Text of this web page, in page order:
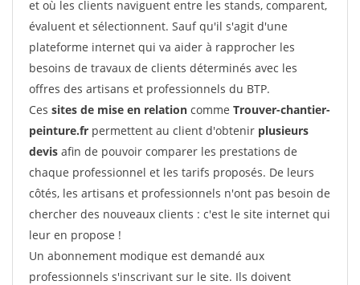
et où les clients naviguent entre les stands, comparent,
évaluent et sélectionnent. Sauf qu'il s'agit d'une
plateforme internet qui va aider à rapprocher les
besoins de travaux de clients déterminés avec les
offres des artisans et professionnels du BTP.
Ces sites de mise en relation comme Trouver-chantier-
peinture.fr permettent au client d'obtenir plusieurs
devis afin de pouvoir comparer les prestations de
chaque professionnel et les tarifs proposés. De leurs
côtés, les artisans et professionnels n'ont pas besoin de
chercher des nouveaux clients : c'est le site internet qui
leur en propose !
Un abonnement modique est demandé aux
professionnels s'inscrivant sur le site. Ils doivent